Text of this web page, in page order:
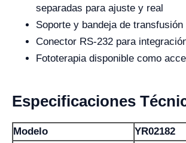
separadas para ajuste y real
Soporte y bandeja de transfusión
Conector RS-232 para
Fototerapia disponible como
Especificaciones
Modelo YR02182